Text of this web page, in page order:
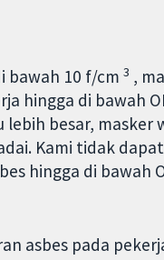
bawah 10 f/cm3 ,
hingga di bawah
lebih besar, masker
Kami tidak
hingga di bawah
asbes pada